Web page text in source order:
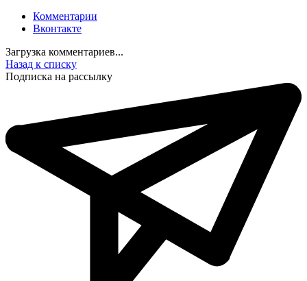
Комментарии
Вконтакте
Загрузка комментариев...
Назад к списку
Подписка на рассылку